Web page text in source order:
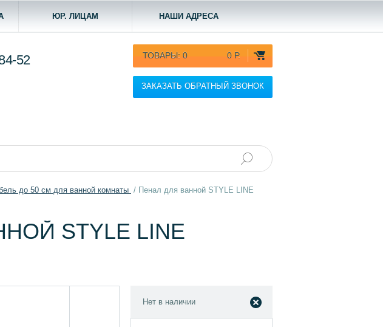
ЮР. ЛИЦАМ НАШИ АДРЕСА
ТОВАРЫ: 0 0 Р.
ЗАКАЗАТЬ ОБРАТНЫЙ ЗВОНОК
52
до 50 см для ванной комнаты / Пенал для ванной STYLE LINE
STYLE LINE
Нет в наличии